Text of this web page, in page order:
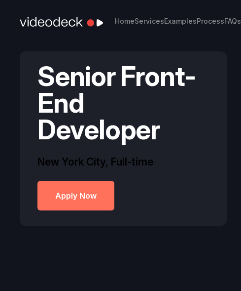
HomeServicesExamplesProcessFAQs
Senior Front-
End
Developer
New York City, Full-time
Apply Now